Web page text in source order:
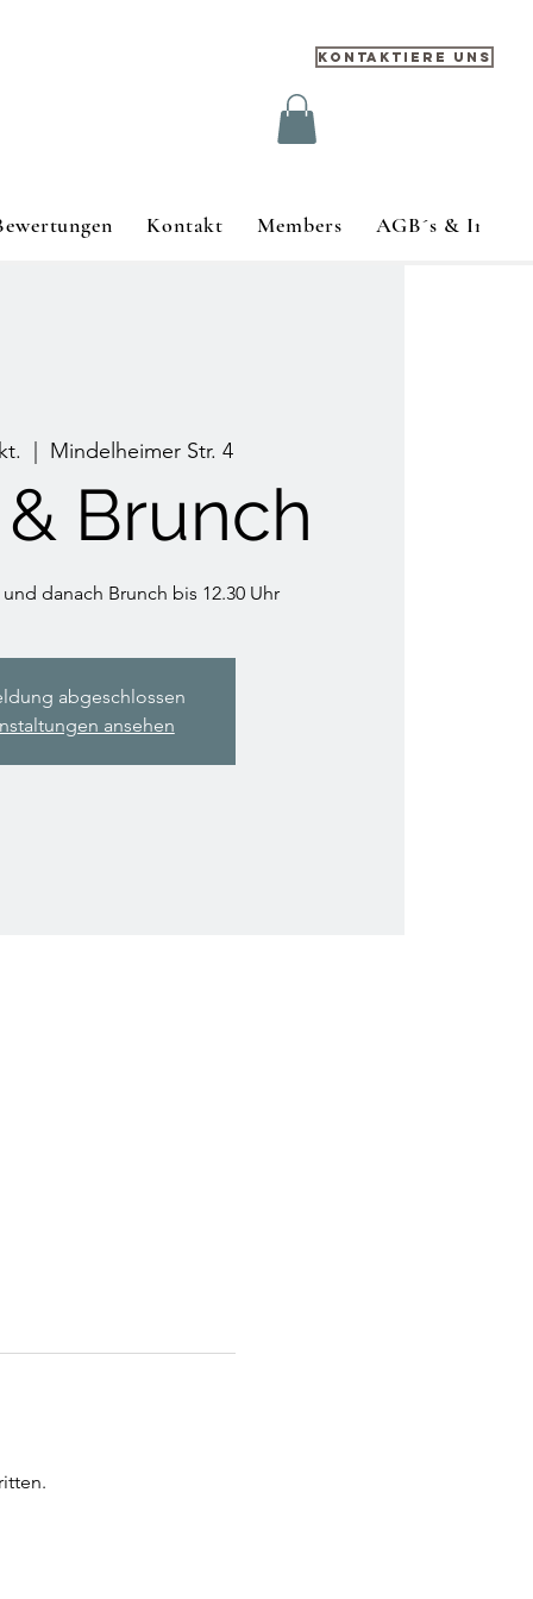
Kontaktiere uns
Kontakt Members AGB´s &
  |
Mindelheimer Str. 4
Brunch
danach Brunch bis 12.30 Uhr
abgeschlossen
ansehen